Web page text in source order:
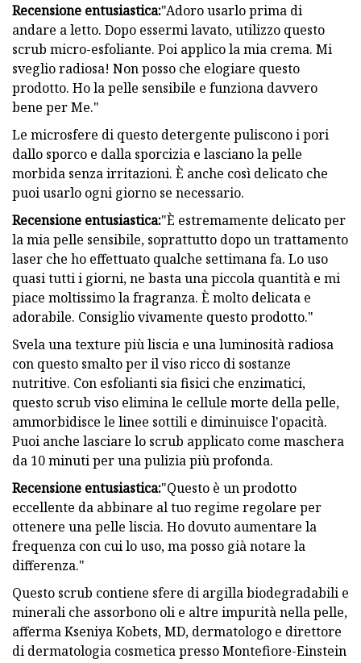
Recensione entusiastica:"Adoro usarlo prima di
andare a letto. Dopo essermi lavato, utilizzo questo
scrub micro-esfoliante. Poi applico la mia crema. Mi
sveglio radiosa! Non posso che elogiare questo
prodotto. Ho la pelle sensibile e funziona davvero
bene per Me."
Le microsfere di questo detergente puliscono i pori
dallo sporco e dalla sporcizia e lasciano la pelle
morbida senza irritazioni. È anche così delicato che
puoi usarlo ogni giorno se necessario.
Recensione entusiastica:"È estremamente delicato per
la mia pelle sensibile, soprattutto dopo un trattamento
laser che ho effettuato qualche settimana fa. Lo uso
quasi tutti i giorni, ne basta una piccola quantità e mi
piace moltissimo la fragranza. È molto delicata e
adorabile. Consiglio vivamente questo prodotto."
Svela una texture più liscia e una luminosità radiosa
con questo smalto per il viso ricco di sostanze
nutritive. Con esfolianti sia fisici che enzimatici,
questo scrub viso elimina le cellule morte della pelle,
ammorbidisce le linee sottili e diminuisce l'opacità.
Puoi anche lasciare lo scrub applicato come maschera
da 10 minuti per una pulizia più profonda.
Recensione entusiastica:"Questo è un prodotto
eccellente da abbinare al tuo regime regolare per
ottenere una pelle liscia. Ho dovuto aumentare la
frequenza con cui lo uso, ma posso già notare la
differenza."
Questo scrub contiene sfere di argilla biodegradabili e
minerali che assorbono oli e altre impurità nella pelle,
afferma Kseniya Kobets, MD, dermatologo e direttore
di dermatologia cosmetica presso Montefiore-Einstein